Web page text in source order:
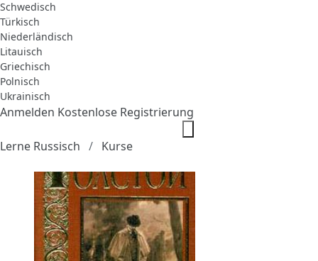
Schwedisch
Türkisch
Niederländisch
Litauisch
Griechisch
Polnisch
Ukrainisch
Anmelden Kostenlose Registrierung
Lerne Russisch Kurse